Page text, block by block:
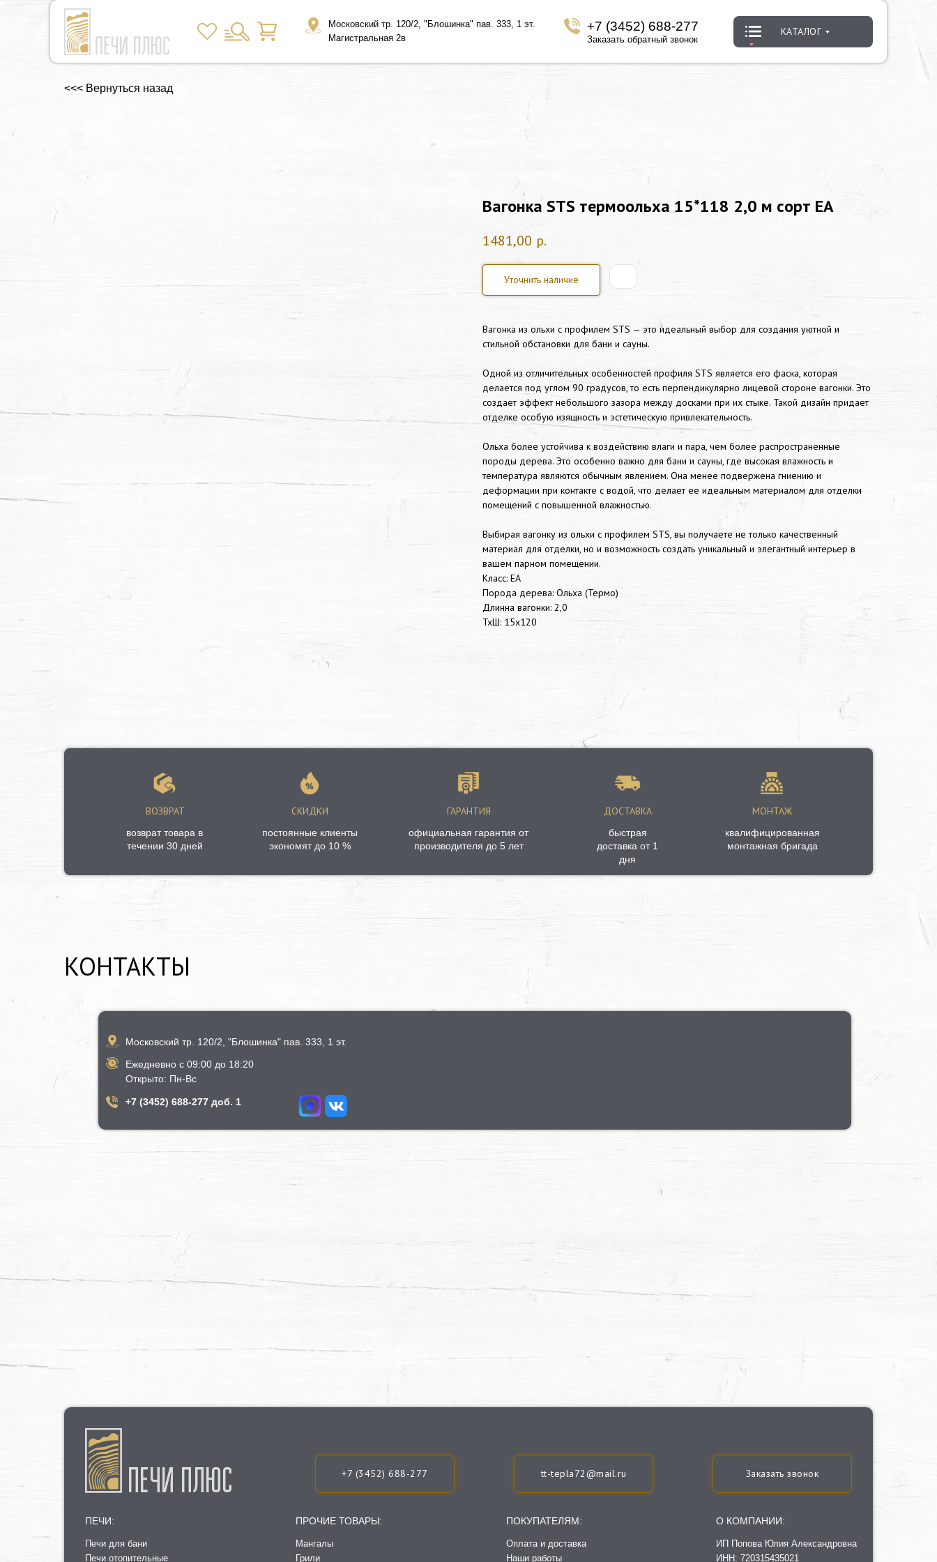
КАТАЛОГ
+7 (3452) 688-277
Заказать обратный звонок
Московский тр. 120/2, "Блошинка" пав. 333, 1 эт.
Магистральная 2в
<<< Вернуться назад
Вагонка STS термоольха 15*118 2,0 м сорт ЕА
1481,00 р.
Уточнить наличие
Вагонка из ольхи с профилем STS — это идеальный выбор для создания уютной и
стильной обстановки для бани и сауны.
Одной из отличительных особенностей профиля STS является его фаска, которая
делается под углом 90 градусов, то есть перпендикулярно лицевой стороне вагонки. Это
создает эффект небольшого зазора между досками при их стыке. Такой дизайн придает
отделке особую изящность и эстетическую привлекательность.
Ольха более устойчива к воздействию влаги и пара, чем более распространенные
породы дерева. Это особенно важно для бани и сауны, где высокая влажность и
температура являются обычным явлением. Она менее подвержена гниению и
деформации при контакте с водой, что делает ее идеальным материалом для отделки
помещений с повышенной влажностью.
Выбирая вагонку из ольхи с профилем STS, вы получаете не только качественный
материал для отделки, но и возможность создать уникальный и элегантный интерьер в
вашем парном помещении.
Класс: EA
Порода дерева: Ольха (Термо)
Длинна вагонки: 2,0
ТхШ: 15х120
ВОЗВРАТ СКИДКИ ГАРАНТИЯ ДОСТАВКА МОНТАЖ
возврат товара в
течении 30 дней
постоянные клиенты
экономят до 10 %
официальная гарантия от
производителя до 5 лет
быстрая
доставка от 1
дня
квалифицированная
монтажная бригада
Московский тр. 120/2, "Блошинка" пав. 333, 1 эт.
Ежедневно с 09:00 до 18:20
​Открыто​: Пн-Вс
+7 (3452) 688-277 доб. 1
КОНТАКТЫ
Заказать звонок
ИП Попова Юлия Александровна
ИНН: 720315435021
+7 (3452) 688-277 tt-tepla72@mail.ru
ПЕЧИ: ПОКУПАТЕЛЯМ: О КОМПАНИИ:
Оплата и доставка
Наши работы
Печи для бани
Печи отопительные
Мангалы
Грили
ПРОЧИЕ ТОВАРЫ: